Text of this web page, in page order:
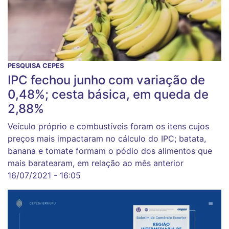
PESQUISA CEPES
IPC fechou junho com variação de
0,48%; cesta básica, em queda de
2,88%
Veículo próprio e combustíveis foram os itens cujos
preços mais impactaram no cálculo do IPC; batata,
banana e tomate formam o pódio dos alimentos que
mais baratearam, em relação ao mês anterior
16/07/2021 - 16:05